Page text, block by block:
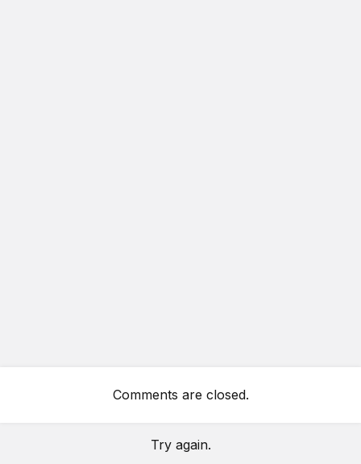
Comments are closed.
Try again.